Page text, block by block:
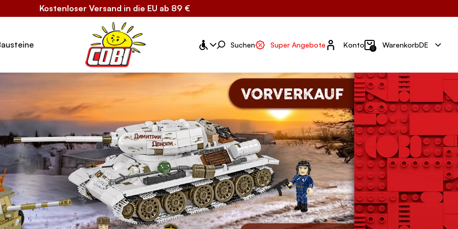
Kostenloser Versand in die EU ab 89 €
Suchen Super Angebote Konto
Konto 0 WarenkorbDE